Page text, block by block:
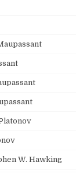
W. Hawking